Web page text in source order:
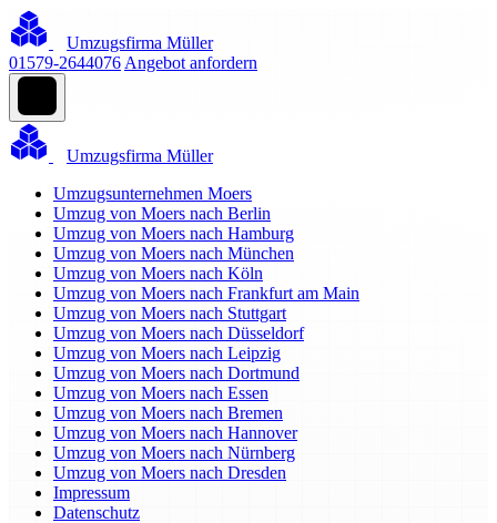
Umzugsfirma Müller
01579-2644076 Angebot anfordern
Umzugsfirma Müller
Umzugsunternehmen Moers
Umzug von Moers nach Berlin
Umzug von Moers nach Hamburg
Umzug von Moers nach München
Umzug von Moers nach Köln
Umzug von Moers nach Frankfurt am Main
Umzug von Moers nach Stuttgart
Umzug von Moers nach Düsseldorf
Umzug von Moers nach Leipzig
Umzug von Moers nach Dortmund
Umzug von Moers nach Essen
Umzug von Moers nach Bremen
Umzug von Moers nach Hannover
Umzug von Moers nach Nürnberg
Umzug von Moers nach Dresden
Impressum
Datenschutz